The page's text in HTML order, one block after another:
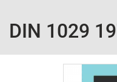
DIN 1029